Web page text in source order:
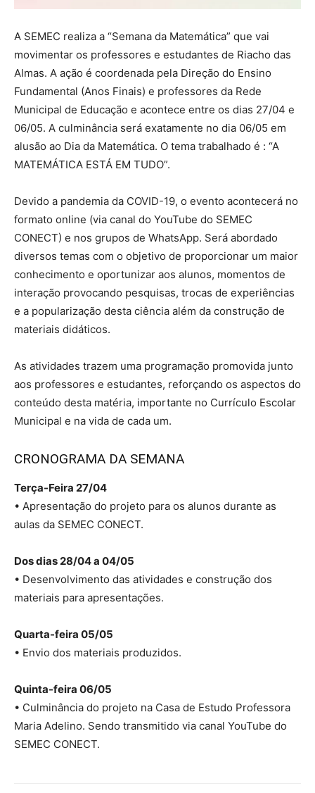
A SEMEC realiza a “Semana da Matemática” que vai
movimentar os professores e estudantes de Riacho das
Almas. A ação é coordenada pela Direção do Ensino
Fundamental (Anos Finais) e professores da Rede
Municipal de Educação e acontece entre os dias 27/04 e
06/05. A culminância será exatamente no dia 06/05 em
alusão ao Dia da Matemática. O tema trabalhado é : “A
MATEMÁTICA ESTÁ EM TUDO”.
Devido a pandemia da COVID-19, o evento acontecerá no
formato online (via canal do YouTube do SEMEC
CONECT) e nos grupos de WhatsApp. Será abordado
diversos temas com o objetivo de proporcionar um maior
conhecimento e oportunizar aos alunos, momentos de
interação provocando pesquisas, trocas de experiências
e a popularização desta ciência além da construção de
materiais didáticos.
As atividades trazem uma programação promovida junto
aos professores e estudantes, reforçando os aspectos do
conteúdo desta matéria, importante no Currículo Escolar
Municipal e na vida de cada um.
CRONOGRAMA DA SEMANA
Terça-Feira 27/04
• Apresentação do projeto para os alunos durante as
aulas da SEMEC CONECT.
Dos dias 28/04 a 04/05
• Desenvolvimento das atividades e construção dos
materiais para apresentações.
Quarta-feira 05/05
• Envio dos materiais produzidos.
Quinta-feira 06/05
• Culminância do projeto na Casa de Estudo Professora
Maria Adelino. Sendo transmitido via canal YouTube do
SEMEC CONECT.